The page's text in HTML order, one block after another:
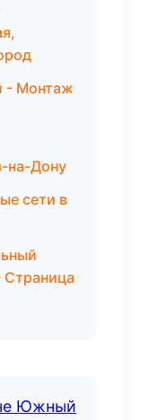
- Монтаж
на-Дону
сети в
Страница
Южный